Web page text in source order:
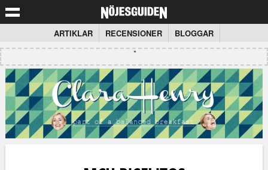
ARTIKLAR RECENSIONER BLOGGAR